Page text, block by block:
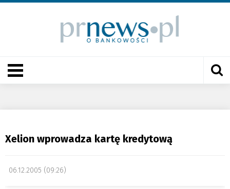
Xelion wprowadza kartę kredytową
06.12.2005 (09:26)